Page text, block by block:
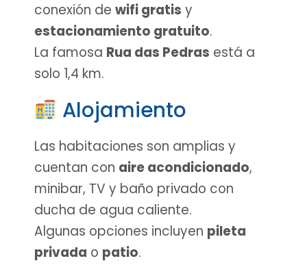
conexión de wifi gratis y
estacionamiento gratuito.
La famosa Rua das Pedras está a
solo 1,4 km.
Alojamiento
Las habitaciones son amplias y
cuentan con aire acondicionado,
minibar, TV y baño privado con
ducha de agua caliente.
Algunas opciones incluyen pileta
privada o patio.